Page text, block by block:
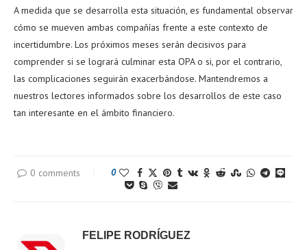
A medida que se desarrolla esta situación, es fundamental observar
cómo se mueven ambas compañías frente a este contexto de
incertidumbre. Los próximos meses serán decisivos para
comprender si se logrará culminar esta OPA o si, por el contrario,
las complicaciones seguirán exacerbándose. Mantendremos a
nuestros lectores informados sobre los desarrollos de este caso
tan interesante en el ámbito financiero.
0 comments 0
FELIPE RODRÍGUEZ